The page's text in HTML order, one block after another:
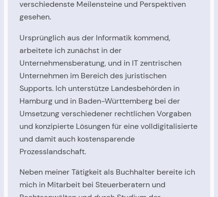
verschiedenste Meilensteine und Perspektiven
gesehen.
Ursprünglich aus der Informatik kommend,
arbeitete ich zunächst in der
Unternehmensberatung, und in IT zentrischen
Unternehmen im Bereich des juristischen
Supports. Ich unterstütze Landesbehörden in
Hamburg und in Baden-Württemberg bei der
Umsetzung verschiedener rechtlichen Vorgaben
und konzipierte Lösungen für eine volldigitalisierte
und damit auch kostensparende
Prozesslandschaft.
Neben meiner Tätigkeit als Buchhalter bereite ich
mich in Mitarbeit bei Steuerberatern und